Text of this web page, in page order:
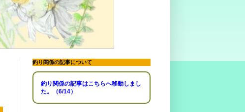
釣り関係の記事について
釣り関係の記事はこちらへ移動しまし
た。（6/14）